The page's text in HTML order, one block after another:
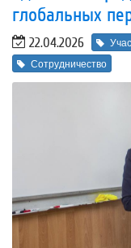
глобальных
22.04.2026
Сотрудничество